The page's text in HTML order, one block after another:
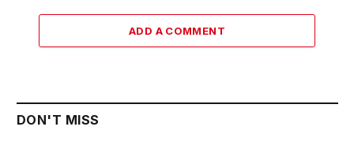
ADD A COMMENT
DON'T MISS